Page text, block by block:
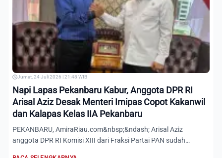
Jumat, 24 Juli 2026 | 21:48 WIB
Napi Lapas Pekanbaru Kabur, Anggota DPR RI
Arisal Aziz Desak Menteri Imipas Copot Kakanwil
dan Kalapas Kelas IIA Pekanbaru
PEKANBARU, AmiraRiau.com&nbsp;&ndash; Arisal Aziz
anggota DPR RI Komisi XIII dari Fraksi Partai PAN sudah